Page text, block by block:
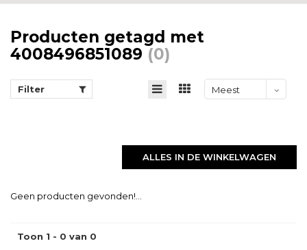
Producten getagd met
4008496851089 (0)
Filter
Meest
ALLES IN DE WINKELWAGEN
Geen producten gevonden!...
Toon 1 - 0 van 0